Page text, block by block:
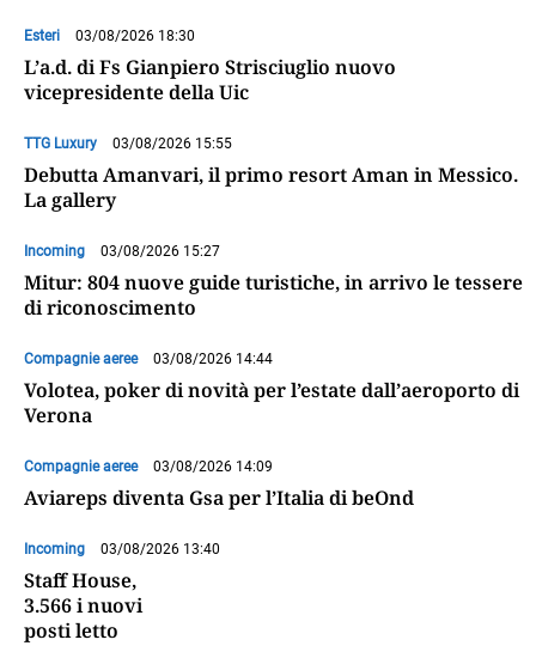
Esteri 03/08/2026 18:30
L’a.d. di Fs Gianpiero Strisciuglio nuovo
vicepresidente della Uic
TTG Luxury 03/08/2026 15:55
Debutta Amanvari, il primo resort Aman in Messico.
La gallery
Incoming 03/08/2026 15:27
Mitur: 804 nuove guide turistiche, in arrivo le tessere
di riconoscimento
Compagnie aeree 03/08/2026 14:44
Volotea, poker di novità per l’estate dall’aeroporto di
Verona
Compagnie aeree 03/08/2026 14:09
Aviareps diventa Gsa per l’Italia di beOnd
Incoming 03/08/2026 13:40
Staff House,
3.566 i nuovi
posti letto